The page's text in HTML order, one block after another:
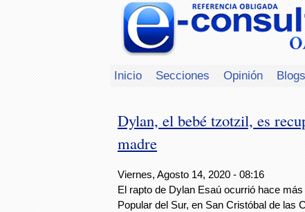
Inicio Secciones Opinión Blogs
Dylan, el bebé tzotzil, es
madre
Viernes, Agosto 14, 2020 - 08:16
El rapto de Dylan Esaú ocurrió hace
Popular del Sur, en San Cristóbal de las